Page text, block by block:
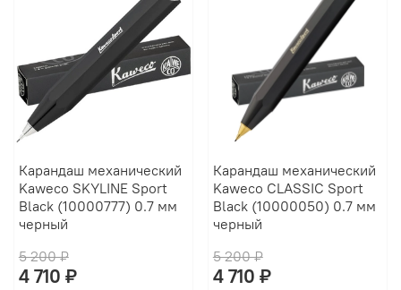
Карандаш механический
Kaweco SKYLINE Sport
Black (10000777) 0.7 мм
черный
5 200 ₽
4 710 ₽
Карандаш механический
Kaweco CLASSIC Sport
Black (10000050) 0.7 мм
черный
5 200 ₽
4 710 ₽